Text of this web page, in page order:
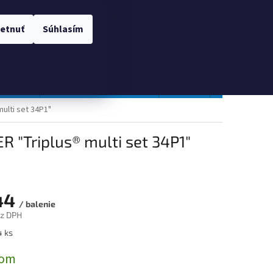
Súhlasím
set 34P1"
"Triplus® multi set 34P1"
/ balenie
DPH
ks